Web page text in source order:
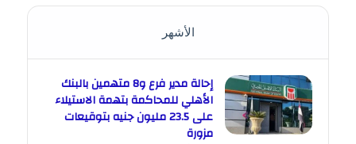
الأشهر
إحالة مدير فرع و8 متهمين بالبنك
الأهلي للمحاكمة بتهمة الاستيلاء
على 23.5 مليون جنيه بتوقيعات
مزورة